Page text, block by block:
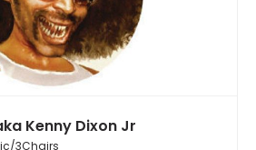
Kenny Dixon Jr
3Chairs